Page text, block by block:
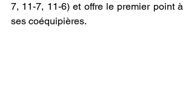
7, 11-7, 11-6) et offre le premier point à
ses coéquipières.